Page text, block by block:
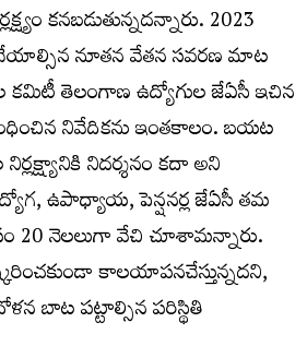
కనబడుతున్నద‌న్నారు. 2023
నూతన వేతన సవరణ మాట
కమిటీ తెలంగాణ ఉద్యోగుల జేఏసీ ఇచిన
నివేదికను ఇంతకాలం. బయట
నిదర్శనం కదా అని
ఉపాధ్యాయ, పెన్షనర్ల జేఏసీ తమ
20 నెలలుగా వేచి చూశామ‌న్నారు.
కాల‌యాప‌న‌చేస్తున్న‌ద‌ని,
బాట ప‌ట్టాల్సిన ప‌రిస్థితి